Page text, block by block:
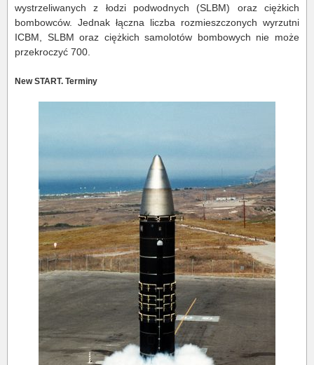
wystrzeliwanych z łodzi podwodnych (SLBM) oraz ciężkich
bombowców. Jednak łączna liczba rozmieszczonych wyrzutni
ICBM, SLBM oraz ciężkich samolotów bombowych nie może
przekroczyć 700.
New START. Terminy